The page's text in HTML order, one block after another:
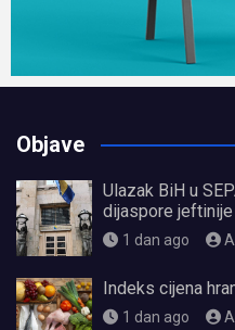
Objave
Ulazak BiH u
dijaspore
1 dan ago
Indeks cijena
1 dan ago